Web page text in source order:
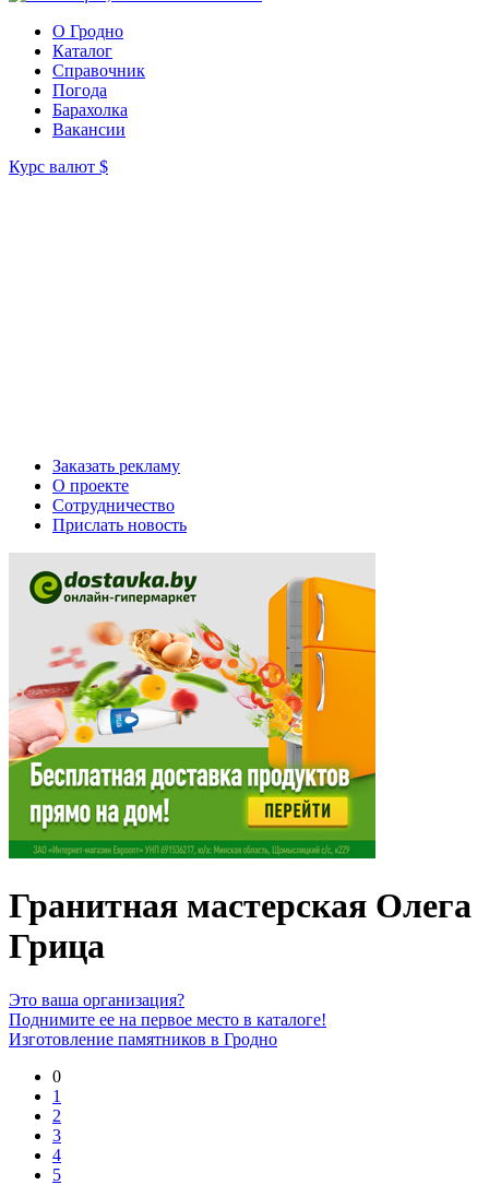
О Гродно
Каталог
Справочник
Погода
Барахолка
Вакансии
Курс валют $
Заказать рекламу
О проекте
Сотрудничество
Прислать новость
Гранитная мастерская Олега
Грица
Это ваша организация?
Поднимите ее на первое место в каталоге!
Изготовление памятников в Гродно
0
1
2
3
4
5